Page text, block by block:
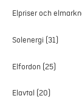
Elpriser och
Solenergi (31)
Elfordon (25)
Elavtal (20)